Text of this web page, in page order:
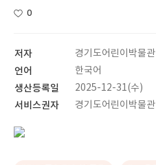
0
저자 경기도어린이박물관
언어 한국어
생산등록일 2025-12-31(수)
서비스권자 경기도어린이박물관